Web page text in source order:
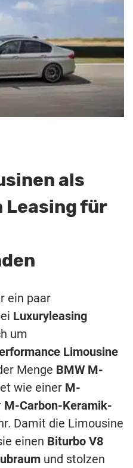
als
Leasing für
ein paar
Luxuryleasing
um
Limousine
Menge BMW M-
wie einer M-
M-Carbon-Keramik-
Damit die Limousine
einen Biturbo V8
und stolzen